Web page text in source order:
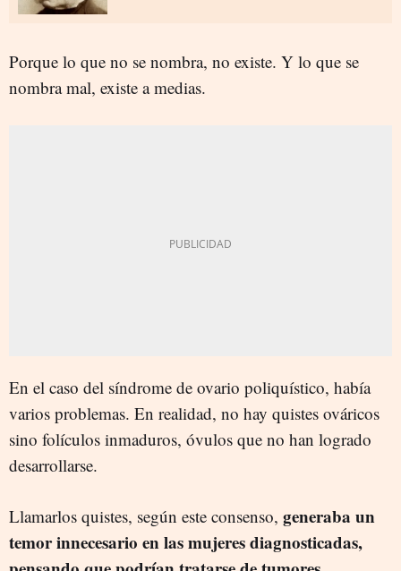
Porque lo que no se nombra, no existe. Y lo que se
nombra mal, existe a medias.
En el caso del síndrome de ovario poliquístico, había
varios problemas. En realidad, no hay quistes ováricos
sino folículos inmaduros, óvulos que no han logrado
desarrollarse.
Llamarlos quistes, según este consenso, generaba un
temor innecesario en las mujeres diagnosticadas,